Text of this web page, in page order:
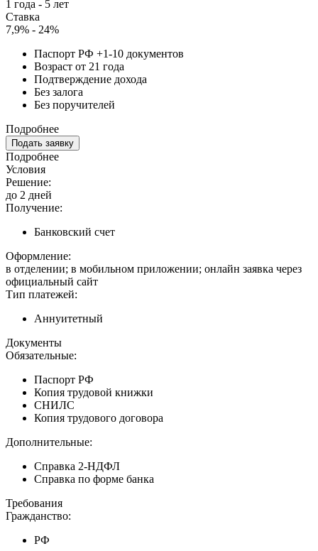
1 года - 5 лет
Ставка
7,9% - 24%
Паспорт РФ +1-10 документов
Возраст от 21 года
Подтверждение дохода
Без залога
Без поручителей
Подробнее
Подать заявку
Подробнее
Условия
Решение:
до 2 дней
Получение:
Банковский счет
Оформление:
в отделении; в мобильном приложении; онлайн заявка через
официальный сайт
Тип платежей:
Аннуитетный
Документы
Обязательные:
Паспорт РФ
Копия трудовой книжки
СНИЛС
Копия трудового договора
Дополнительные:
Справка 2-НДФЛ
Справка по форме банка
Требования
Гражданство:
РФ